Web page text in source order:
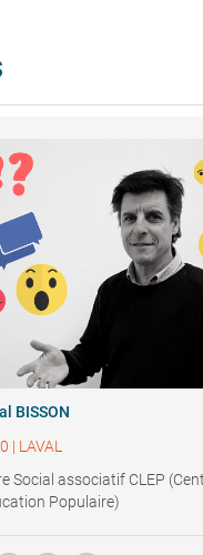
BISSON
| LAVAL
Social associatif CLEP
Populaire)